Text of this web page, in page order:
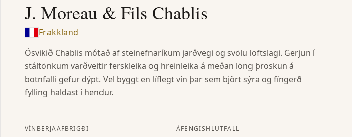
J. Moreau & Fils Chablis
Frakkland
Ósvikið Chablis mótað af steinefnaríkum jarðvegi og svölu loftslagi. Gerjun í
stáltönkum varðveitir ferskleika og hreinleika á meðan löng þroskun á
botnfalli gefur dýpt. Vel byggt en líflegt vín þar sem björt sýra og fíngerð
fylling haldast í hendur.
VÍNBERJAAFBRIGÐI ÁFENGISHLUTFALL